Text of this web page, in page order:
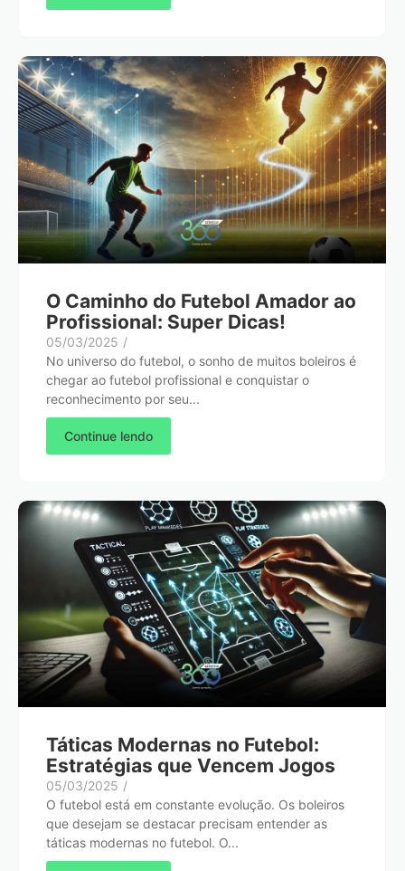
O Caminho do Futebol Amador ao
Profissional: Super Dicas!
05/03/2025 /
No universo do futebol, o sonho de muitos boleiros é
chegar ao futebol profissional e conquistar o
reconhecimento por seu...
Continue lendo
Táticas Modernas no Futebol:
Estratégias que Vencem Jogos
05/03/2025 /
O futebol está em constante evolução. Os boleiros
que desejam se destacar precisam entender as
táticas modernas no futebol. O...